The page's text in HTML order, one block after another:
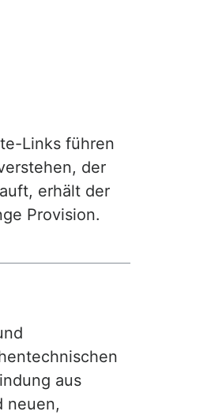
Links führen
der
erhält der
Provision.
aus
neuen,